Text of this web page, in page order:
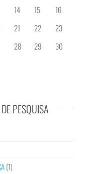
14 15
16
21 22
23
28 29
30
PESQUISA
(1)